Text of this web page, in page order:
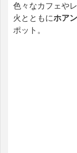
色々なカフェや
火とともにホア
ポット。